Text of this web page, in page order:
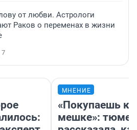
от любви. Астрологи
Раков о переменах в жизни
7
МНЕНИЕ
«Покупаешь
мешке»: